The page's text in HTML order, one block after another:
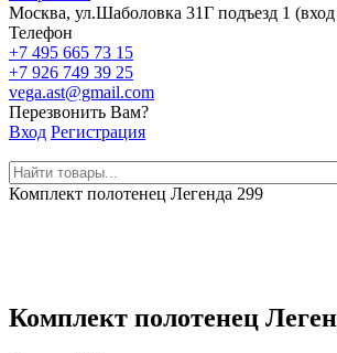
Москва, ул.Шаболовка 31Г подъезд 1
Телефон
+7 495 665 73 15
+7 926 749 39 25
vega.ast@gmail.com
Перезвонить Вам?
Вход Регистрация
Комплект полотенец Легенда 299
Комплект полотенец